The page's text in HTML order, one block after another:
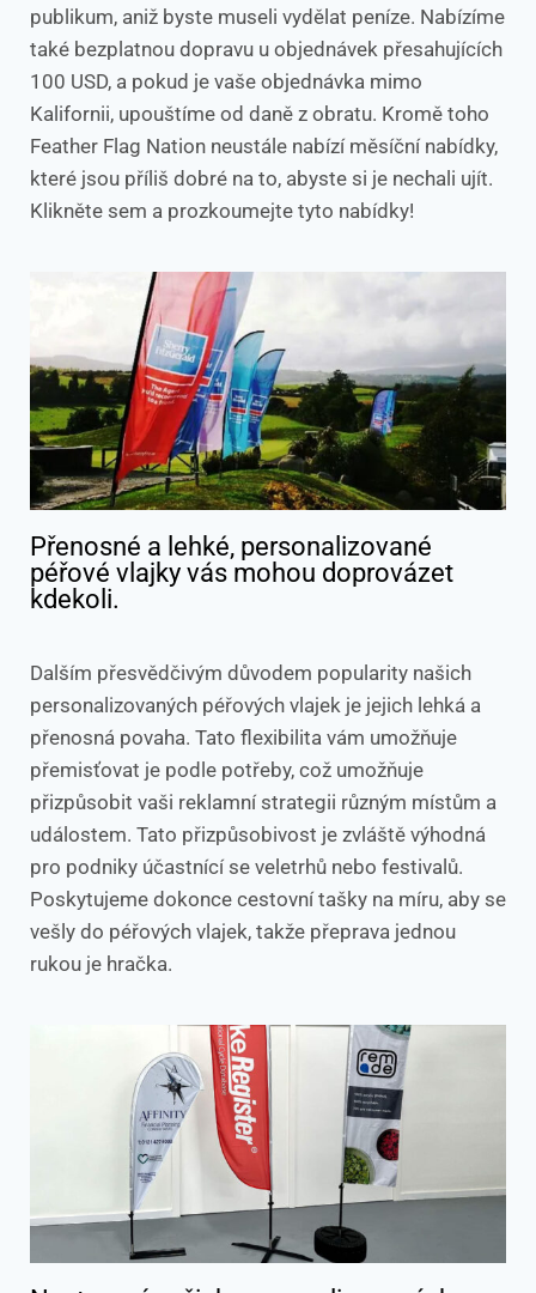
publikum, aniž byste museli vydělat peníze. Nabízíme
také bezplatnou dopravu u objednávek přesahujících
100 USD, a pokud je vaše objednávka mimo
Kalifornii, upouštíme od daně z obratu. Kromě toho
Feather Flag Nation neustále nabízí měsíční nabídky,
které jsou příliš dobré na to, abyste si je nechali ujít.
Klikněte sem a prozkoumejte tyto nabídky!
Přenosné a lehké, personalizované
péřové vlajky vás mohou doprovázet
kdekoli.
Dalším přesvědčivým důvodem popularity našich
personalizovaných péřových vlajek je jejich lehká a
přenosná povaha. Tato flexibilita vám umožňuje
přemisťovat je podle potřeby, což umožňuje
přizpůsobit vaši reklamní strategii různým místům a
událostem. Tato přizpůsobivost je zvláště výhodná
pro podniky účastnící se veletrhů nebo festivalů.
Poskytujeme dokonce cestovní tašky na míru, aby se
vešly do péřových vlajek, takže přeprava jednou
rukou je hračka.